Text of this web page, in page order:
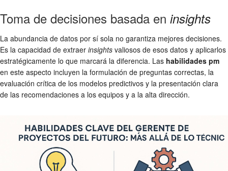
Toma de decisiones basada en insights
La abundancia de datos por sí sola no garantiza mejores decisiones.
Es la capacidad de extraer insights valiosos de esos datos y aplicarlos
estratégicamente lo que marcará la diferencia. Las habilidades pm
en este aspecto incluyen la formulación de preguntas correctas, la
evaluación crítica de los modelos predictivos y la presentación clara
de las recomendaciones a los equipos y a la alta dirección.